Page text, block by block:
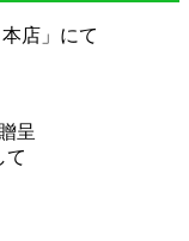
店」にて
呈
て